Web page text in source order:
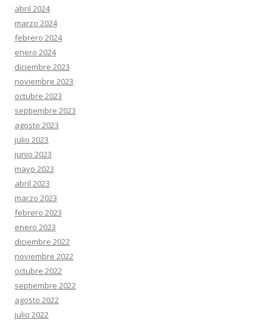
abril 2024
marzo 2024
febrero 2024
enero 2024
diciembre 2023
noviembre 2023
octubre 2023
septiembre 2023
agosto 2023
julio 2023
junio 2023
mayo 2023
abril 2023
marzo 2023
febrero 2023
enero 2023
diciembre 2022
noviembre 2022
octubre 2022
septiembre 2022
agosto 2022
julio 2022